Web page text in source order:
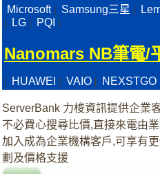
Microsoft| Samsung三星
LG PQI
Nanomars NB筆電/
HUAWEI VAIO NEXSTGO
ServerBank 力梭資訊提供企業
不必費心搜尋比價,直接來電由
加入成為企業機構客戶,可享有
劃及價格支援